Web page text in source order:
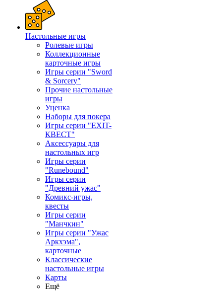
Настольные игры
Ролевые игры
Коллекционные
карточные игры
Игры серии "Sword
& Sorcery"
Прочие настольные
игры
Уценка
Наборы для покера
Игры серии "EXIT-
КВЕСТ"
Аксессуары для
настольных игр
Игры серии
"Runebound"
Игры серии
"Древний ужас"
Комикс-игры,
квесты
Игры серии
"Манчкин"
Игры серии "Ужас
Аркхэма",
карточные
Классические
настольные игры
Карты
Ещё